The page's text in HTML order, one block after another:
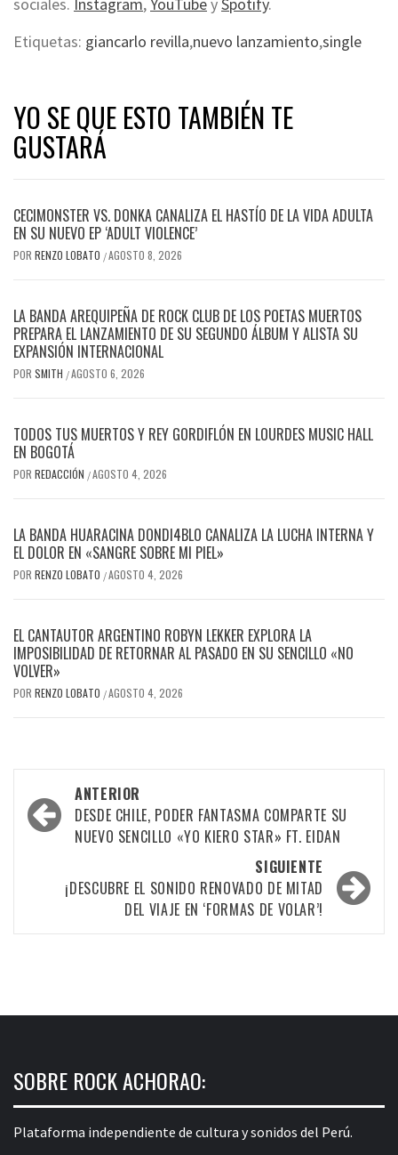
sociales. Instagram, YouTubeySpotify.
Etiquetas: giancarlo revilla,nuevo lanzamiento,single
YO SE QUE ESTO TAMBIÉN TE
GUSTARÁ
CECIMONSTER VS. DONKA CANALIZA EL HASTÍO DE LA VIDA ADULTA
EN SU NUEVO EP ‘ADULT VIOLENCE’
POR RENZO LOBATO /AGOSTO 8, 2026
LA BANDA AREQUIPEÑA DE ROCK CLUB DE LOS POETAS MUERTOS
PREPARA EL LANZAMIENTO DE SU SEGUNDO ÁLBUM Y ALISTA SU
EXPANSIÓN INTERNACIONAL
POR SMITH /AGOSTO 6, 2026
TODOS TUS MUERTOS Y REY GORDIFLÓN EN LOURDES MUSIC HALL
EN BOGOTÁ
POR REDACCIÓN /AGOSTO 4, 2026
LA BANDA HUARACINA DONDI4BLO CANALIZA LA LUCHA INTERNA Y
EL DOLOR EN «SANGRE SOBRE MI PIEL»
POR RENZO LOBATO /AGOSTO 4, 2026
EL CANTAUTOR ARGENTINO ROBYN LEKKER EXPLORA LA
IMPOSIBILIDAD DE RETORNAR AL PASADO EN SU SENCILLO «NO
VOLVER»
POR RENZO LOBATO /AGOSTO 4, 2026
Navegación
por
entradas
ANTERIOR
DESDE CHILE, PODER FANTASMA COMPARTE SU
NUEVO SENCILLO «YO KIERO STAR» FT. EIDAN
SIGUIENTE
¡DESCUBRE EL SONIDO RENOVADO DE MITAD
DEL VIAJE EN ‘FORMAS DE VOLAR’!
SOBRE ROCK ACHORAO:
Plataforma independiente de cultura y sonidos del Perú.